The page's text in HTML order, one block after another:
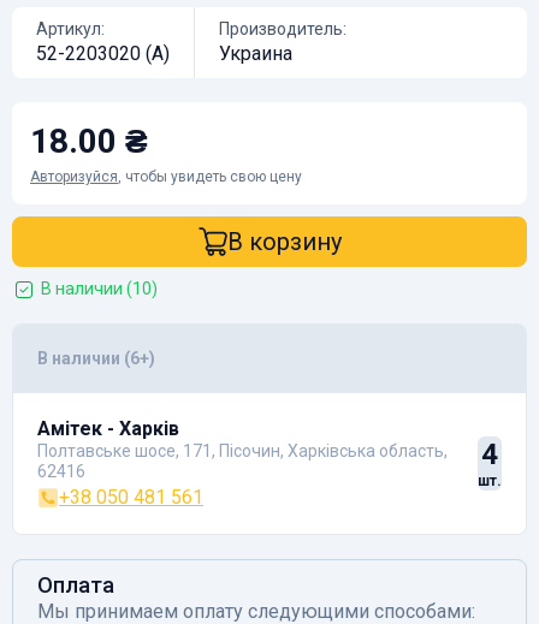
Артикул:
52-2203020 (А)
Производитель:
Украина
18.00 ₴
Авторизуйся, чтобы увидеть свою цену
В корзину
В наличии (10)
В наличии (6+)
Амітек - Харків
Полтавське шосе, 171, Пісочин, Харківська область,
62416
+38 050 481 561
4
шт.
Оплата
Мы принимаем оплату следующими способами: